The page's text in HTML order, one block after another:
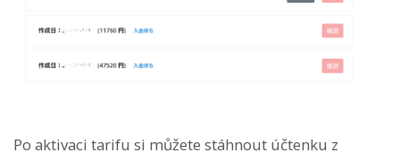
Po aktivaci tarifu si můžete stáhnout účtenku z